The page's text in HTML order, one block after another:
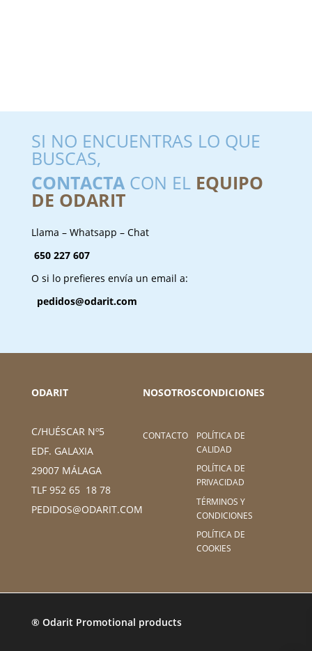
SI NO ENCUENTRAS LO QUE
BUSCAS,
CONTACTACON EL EQUIPO
DE ODARIT
Llama – Whatsapp – Chat
650 227 607
O si lo prefieres envía un email a:
pedidos@odarit.com
ODARIT
C/HUÉSCAR Nº5
EDF. GALAXIA
29007 MÁLAGA
TLF 952 65 18 78
PEDIDOS@ODARIT.COM
NOSOTROS
CONTACTO
CONDICIONES
POLÍTICA DE
CALIDAD
POLÍTICA DE
PRIVACIDAD
TÉRMINOS Y
CONDICIONES
POLÍTICA DE
COOKIES
® Odarit Promotional products